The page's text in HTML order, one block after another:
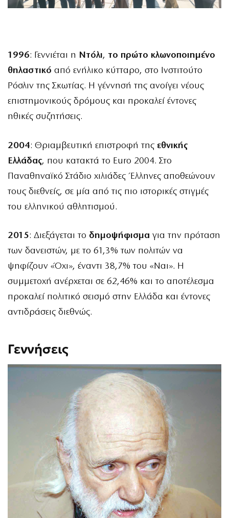
1996: Γεννιέται η Ντόλι, το πρώτο κλωνοποιημένο
θηλαστικό από ενήλικο κύτταρο, στο Ινστιτούτο
Ρόσλιν της Σκωτίας. Η γέννησή της ανοίγει νέους
επιστημονικούς δρόμους και προκαλεί έντονες
ηθικές συζητήσεις.
2004: Θριαμβευτική επιστροφή της εθνικής
Ελλάδας, που κατακτά το Euro 2004. Στο
Παναθηναϊκό Στάδιο χιλιάδες Έλληνες αποθεώνουν
τους διεθνείς, σε μία από τις πιο ιστορικές στιγμές
του ελληνικού αθλητισμού.
2015: Διεξάγεται το δημοψήφισμα για την πρόταση
των δανειστών, με το 61,3% των πολιτών να
ψηφίζουν «Όχι», έναντι 38,7% του «Ναι». Η
συμμετοχή ανέρχεται σε 62,46% και το αποτέλεσμα
προκαλεί πολιτικό σεισμό στην Ελλάδα και έντονες
αντιδράσεις διεθνώς.
Γεννήσεις